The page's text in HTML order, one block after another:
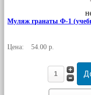
Муляж гранаты Ф-1
Цена: 54.00 р.